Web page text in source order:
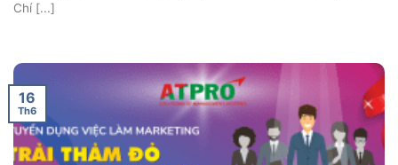
Chí [...]
16
Th6